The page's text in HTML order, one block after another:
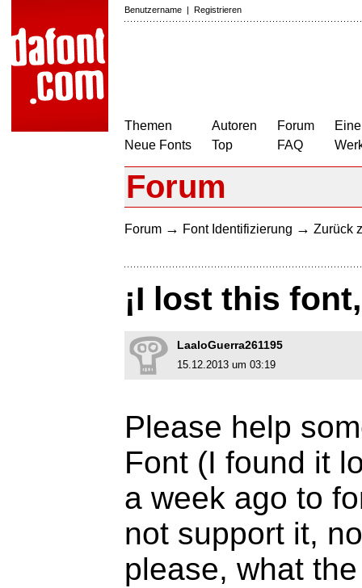
Benutzername | Registrieren
Themen
Neue Fonts
Autoren
Top
Forum
FAQ
Forum
Forum → Font Identifizierung → Zurück
¡I lost this
LaaloGuerra261195
15.12.2013 um 03:19
Please help
Font (I found it
a week ago to
not support it,
please, what